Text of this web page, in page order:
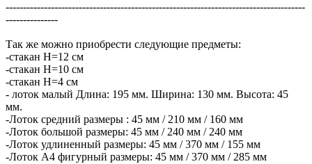
--------------------------------------------------------------------------------------
---------------
Так же можно приобрести следующие предметы:
-стакан H=12 см
-стакан H=10 см
-стакан H=4 см
- лоток малый Длина: 195 мм. Ширина: 130 мм. Высота: 45
мм.
-Лоток средний размеры : 45 мм / 210 мм / 160 мм
-Лоток большой размеры: 45 мм / 240 мм / 240 мм
-Лоток удлиненный размеры: 45 мм / 370 мм / 155 мм
-Лоток А4 фигурный размеры: 45 мм / 370 мм / 285 мм